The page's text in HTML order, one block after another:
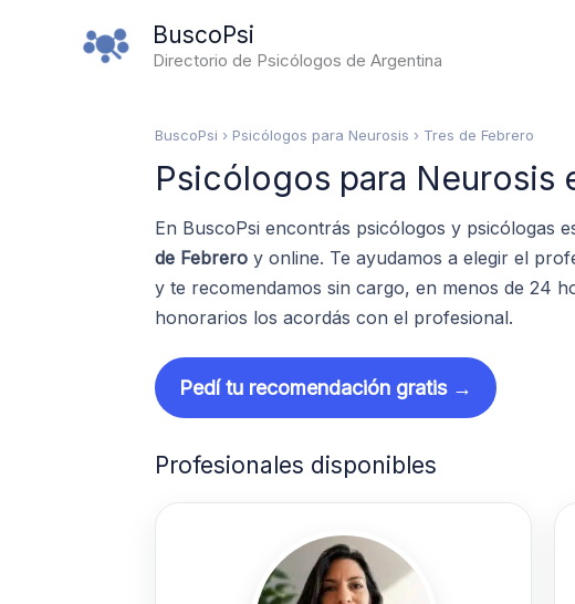
BuscoPsi
Directorio de Psicólogos de Argentina
BuscoPsi › Psicólogos para Neurosis › Tres de Febrero
Psicólogos para Neurosis
En BuscoPsi encontrás psicólogos y psicólogas
de Febrero y online. Te ayudamos a elegir el
y te recomendamos sin cargo, en menos de 24
honorarios los acordás con el profesional.
Pedí tu recomendación gratis →
Profesionales disponibles